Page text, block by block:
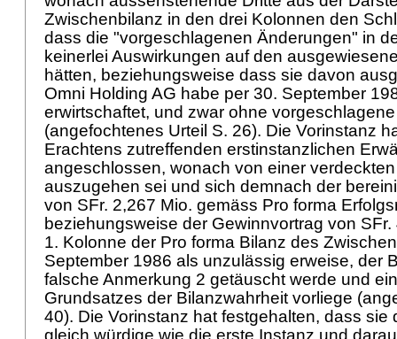
Zwischenbilanz in den drei Kolonnen den
dass die "vorgeschlagenen Änderungen" in
keinerlei Auswirkungen auf den
hätten, beziehungsweise dass sie davon
Omni Holding AG habe per 30. September
erwirtschaftet, und zwar ohne
(angefochtenes Urteil S. 26). Die Vorinstanz
Erachtens zutreffenden erstinstanzlichen
angeschlossen, wonach von einer
auszugehen sei und sich demnach der
von SFr. 2,267 Mio. gemäss Pro forma
beziehungsweise der Gewinnvortrag von
1. Kolonne der Pro forma Bilanz des
September 1986 als unzulässig erweise, der
falsche Anmerkung 2 getäuscht werde und
Grundsatzes der Bilanzwahrheit vorliege
40). Die Vorinstanz hat festgehalten, dass sie
gleich würdige wie die erste Instanz und